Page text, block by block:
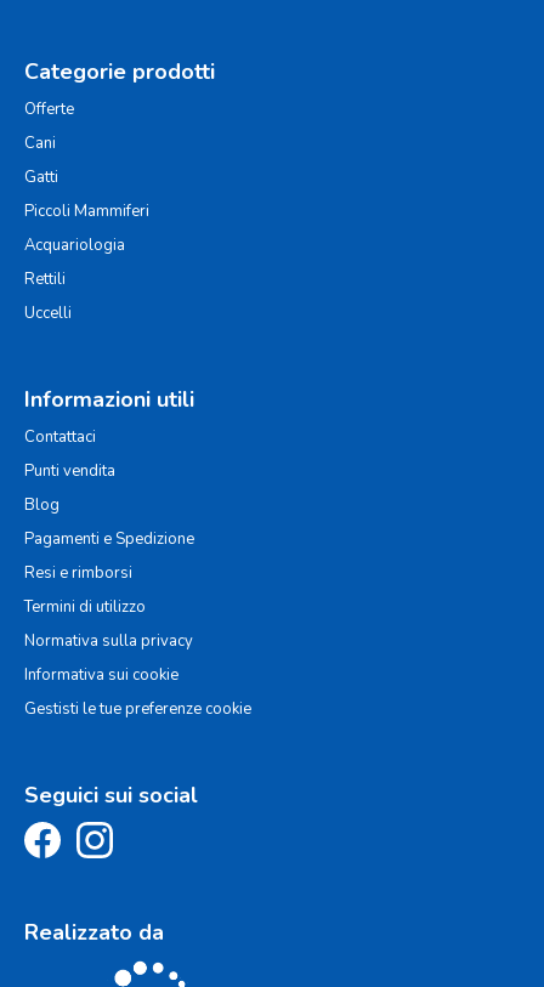
Categorie prodotti
Offerte
Cani
Gatti
Piccoli Mammiferi
Acquariologia
Rettili
Uccelli
Informazioni utili
Contattaci
Punti vendita
Blog
Pagamenti e Spedizione
Resi e rimborsi
Termini di utilizzo
Normativa sulla privacy
Informativa sui cookie
Gestisti le tue preferenze cookie
Seguici sui social
Realizzato da